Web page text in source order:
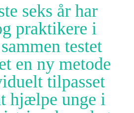
seks år har
praktikere i
testet
en ny metode
tilpasset
hjælpe unge i